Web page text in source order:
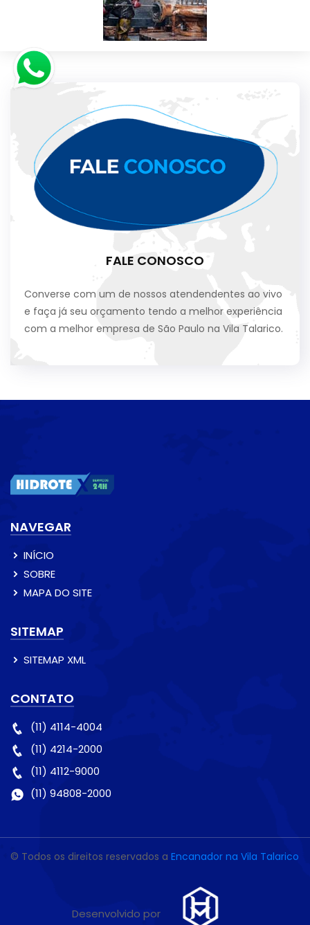
FALE CONOSCO
Converse com um de nossos atendendentes ao vivo
e faça já seu orçamento tendo a melhor experiência
com a melhor empresa de São Paulo na Vila Talarico.
NAVEGAR
INÍCIO
SOBRE
MAPA DO SITE
SITEMAP
SITEMAP XML
CONTATO
(11) 4114-4004
(11) 4214-2000
(11) 4112-9000
(11) 94808-2000
© Todos os direitos reservados a Encanador na Vila Talarico
Desenvolvido por